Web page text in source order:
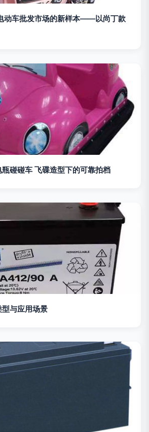
动车批发市场的新样本——以尚丁款
碰碰车 飞碟造型下的可靠拍档
与应用场景